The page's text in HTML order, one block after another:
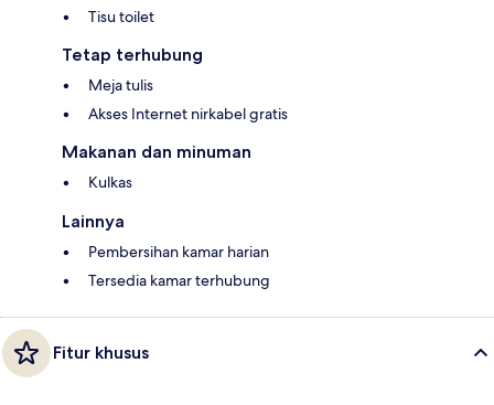
Tisu toilet
Tetap terhubung
Meja tulis
Akses Internet nirkabel gratis
Makanan dan minuman
Kulkas
Lainnya
Pembersihan kamar harian
Tersedia kamar terhubung
Fitur khusus